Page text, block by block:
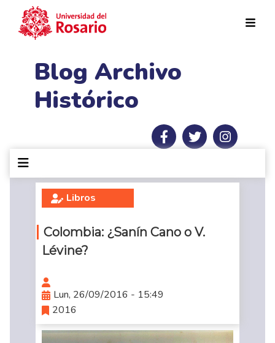
Blog Archivo
Histórico
Libros
Colombia: ¿Sanín Cano o V.
Lévine?
Lun, 26/09/2016 - 15:49
2016